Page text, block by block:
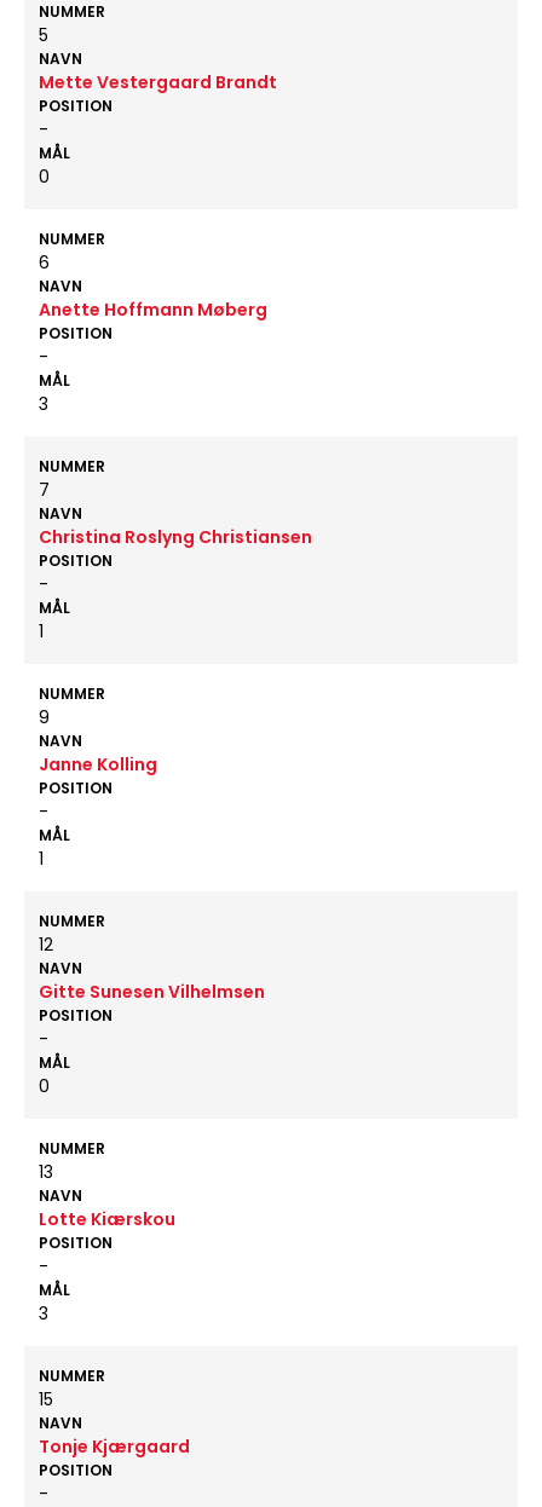
NUMMER
5
NAVN
Mette Vestergaard Brandt
POSITION
-
MÅL
0
NUMMER
6
NAVN
Anette Hoffmann Møberg
POSITION
-
MÅL
3
NUMMER
7
NAVN
Christina Roslyng Christiansen
POSITION
-
MÅL
1
NUMMER
9
NAVN
Janne Kolling
POSITION
-
MÅL
1
NUMMER
12
NAVN
Gitte Sunesen Vilhelmsen
POSITION
-
MÅL
0
NUMMER
13
NAVN
Lotte Kiærskou
POSITION
-
MÅL
3
NUMMER
15
NAVN
Tonje Kjærgaard
POSITION
-